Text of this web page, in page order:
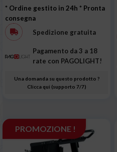
* Ordine gestito in 24h * Pronta
consegna
Spedizione gratuita
Pagamento da 3 a 18
rate con PAGOLIGHT!
Una domanda su questo prodotto ?
Clicca qui (supporto 7/7)
PROMOZIONE !